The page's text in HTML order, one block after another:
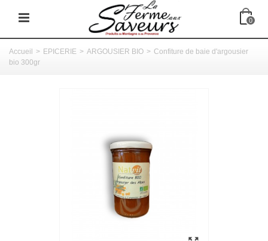
0
Accueil > EPICERIE > ARGOUSIER BIO > Confiture de baie d'argousier
bio 300gr